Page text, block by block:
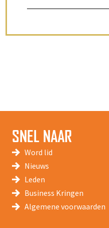
SNEL NAAR
Word lid
Nieuws
Leden
Business Kringen
Algemene voorwaarden